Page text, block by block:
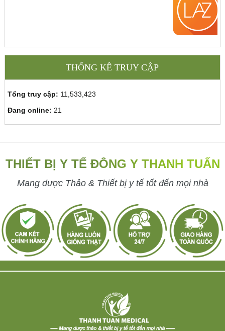
THỐNG KÊ TRUY CẬP
Tổng truy cập: 11,533,423
Đang online: 21
THIẾT BỊ Y TẾ ĐÔNG Y THANH TUẤN
Mang dược Thảo & Thiết bị y tế tốt đến mọi nhà